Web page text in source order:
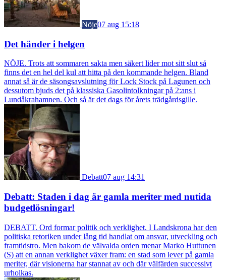
Nöje07 aug 15:18
Det händer i helgen
NÖJE. Trots att sommaren sakta men säkert lider mot sitt slut så
finns det en hel del kul att hitta på den kommande helgen. Bland
annat så är de säsongsavslutning för Lock Stock på Lagunen och
dessutom bjuds det på klassiska Gasolintolkningar på 2:ans i
Lundåkrahamnen. Och så är det dags för årets trädgårdsgille.
Debatt07 aug 14:31
Debatt: Staden i dag är gamla meriter med nutida
budgetlösningar!
DEBATT. Ord formar politik och verklighet. I Landskrona har den
politiska retoriken under lång tid handlat om ansvar, utveckling och
framtidstro. Men bakom de välvalda orden menar Marko Huttunen
(S) att en annan verklighet växer fram: en stad som lever på gamla
meriter, där visionerna har stannat av och där välfärden successivt
urholkas.